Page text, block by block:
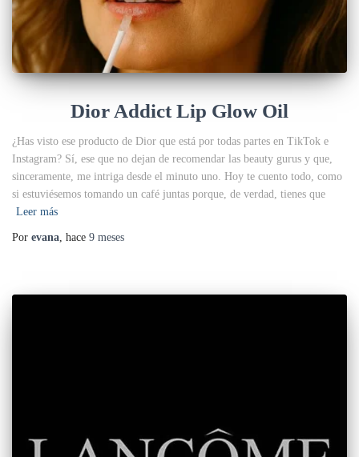
Dior Addict Lip Glow Oil
¿Has visto ese producto de Dior que está por todas partes en TikTok e
Instagram? Sí, ese que no dejan de recomendar las beauty gurus y que,
sinceramente, me intriga desde el minuto uno. Hoy te cuento todo, como
si estuviésemos tomando un café juntas porque, de verdad, tienes que
Leer más
Por evana , hace 9 meses